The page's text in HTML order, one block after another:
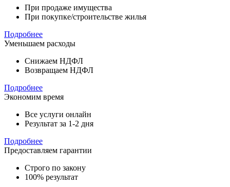
При продаже имущества
При покупке/строительстве жилья
Подробнее
Уменьшаем расходы
Снижаем НДФЛ
Возвращаем НДФЛ
Подробнее
Экономим время
Все услуги онлайн
Результат за 1-2 дня
Подробнее
Предоставляем гарантии
Строго по закону
100% результат